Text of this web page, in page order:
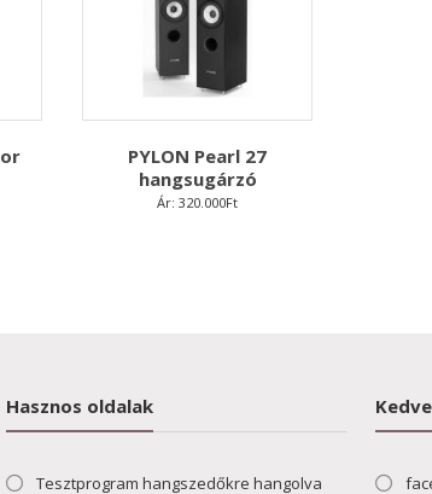
PYLON Pearl 27
hangsugárzó
Ár: 320.000Ft
Hasznos oldalak
Tesztprogram hangszedőkre hangolva